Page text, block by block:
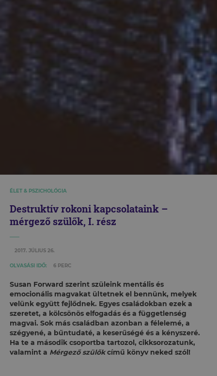
ÉLET & PSZICHOLÓGIA
Destruktív rokoni kapcsolataink –
mérgező szülők, I. rész
2017. JÚLIUS 26.
OLVASÁSI IDŐ: 6 PERC
Susan Forward szerint szüleink mentális és
emocionális magvakat ültetnek el bennünk, melyek
velünk együtt fejlődnek. Egyes családokban ezek a
szeretet, a kölcsönös elfogadás és a függetlenség
magvai. Sok más családban azonban a félelemé, a
szégyené, a bűntudaté, a keserűségé és a kényszeré.
Ha te a második csoportba tartozol, cikksorozatunk,
valamint a Mérgező szülőkcímű könyv neked szól!